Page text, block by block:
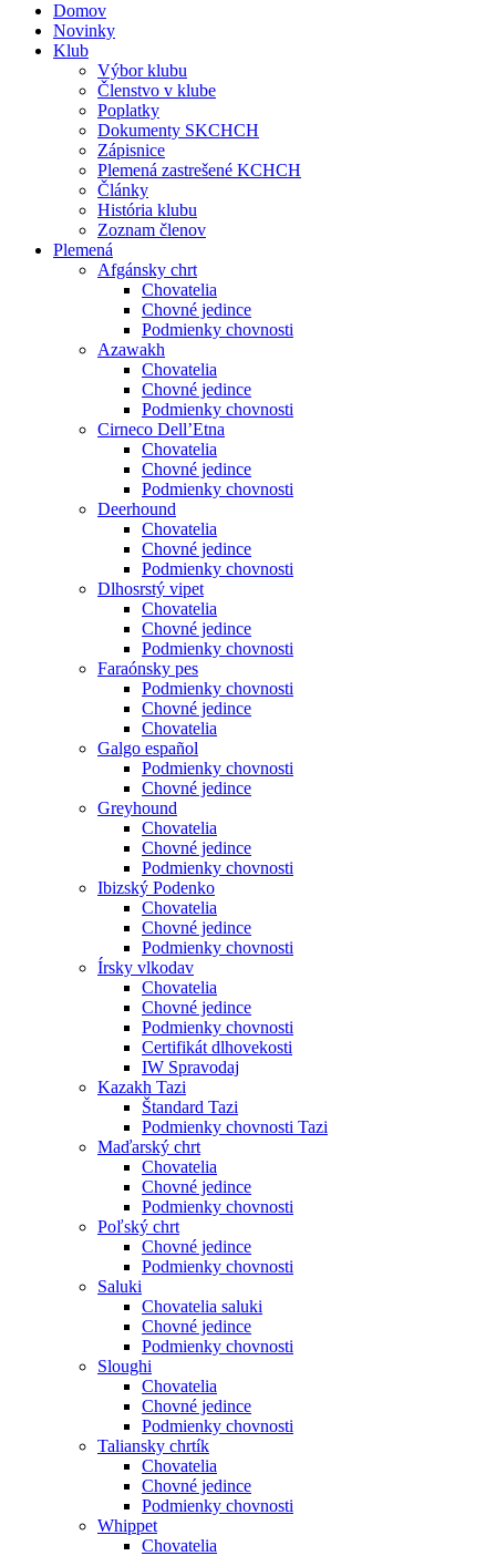
Domov
Novinky
Klub
Výbor klubu
Členstvo v klube
Poplatky
Dokumenty SKCHCH
Zápisnice
Plemená zastrešené KCHCH
Články
História klubu
Zoznam členov
Plemená
Afgánsky chrt
Chovatelia
Chovné jedince
Podmienky chovnosti
Azawakh
Chovatelia
Chovné jedince
Podmienky chovnosti
Cirneco Dell’Etna
Chovatelia
Chovné jedince
Podmienky chovnosti
Deerhound
Chovatelia
Chovné jedince
Podmienky chovnosti
Dlhosrstý vipet
Chovatelia
Chovné jedince
Podmienky chovnosti
Faraónsky pes
Podmienky chovnosti
Chovné jedince
Chovatelia
Galgo español
Podmienky chovnosti
Chovné jedince
Greyhound
Chovatelia
Chovné jedince
Podmienky chovnosti
Ibizský Podenko
Chovatelia
Chovné jedince
Podmienky chovnosti
Írsky vlkodav
Chovatelia
Chovné jedince
Podmienky chovnosti
Certifikát dlhovekosti
IW Spravodaj
Kazakh Tazi
Štandard Tazi
Podmienky chovnosti Tazi
Maďarský chrt
Chovatelia
Chovné jedince
Podmienky chovnosti
Poľský chrt
Chovné jedince
Podmienky chovnosti
Saluki
Chovatelia saluki
Chovné jedince
Podmienky chovnosti
Sloughi
Chovatelia
Chovné jedince
Podmienky chovnosti
Taliansky chrtík
Chovatelia
Chovné jedince
Podmienky chovnosti
Whippet
Chovatelia